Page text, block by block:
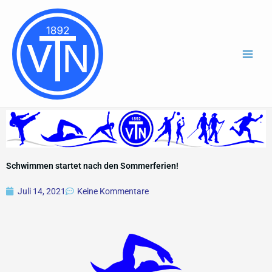
springen
Schwimmen startet nach den Sommerferien!
Juli 14, 2021 Keine Kommentare